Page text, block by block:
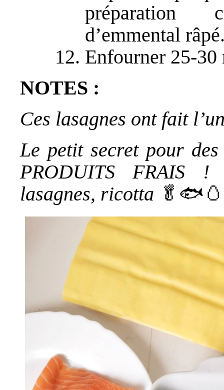
préparation
d’emmental
Enfourner 25-30
NOTES :
Ces lasagnes ont fait
Le petit secret pour
PRODUITS FRAIS
lasagnes, ricotta